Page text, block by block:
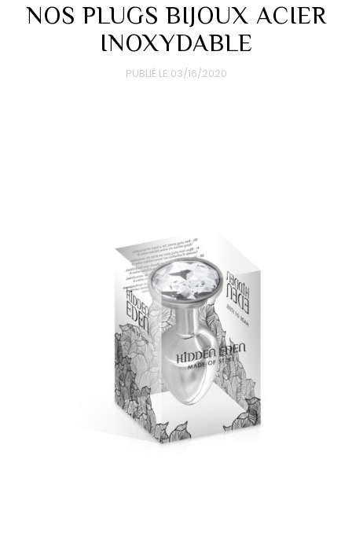
NOS PLUGS BIJOUX ACIER
INOXYDABLE
PUBLIÉ LE 03/16/2020